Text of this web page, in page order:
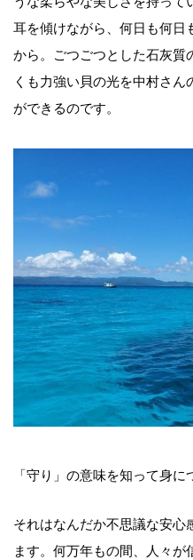
耳を傾けながら、何日も何日
から。ごつごつとした石灰質
くも力強い貝の光を中村さん
ができるのです。
「守り」の意味を知って身に
それはなんだか不思議な安心
ます。何万年もの間、人々が